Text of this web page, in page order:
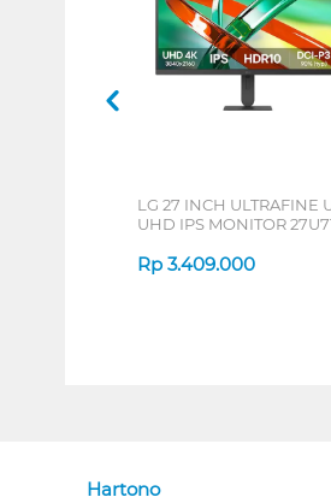
LG 27 INCH ULTRAFINE
UHD IPS MONITOR
Rp 3.409.000
Hartono